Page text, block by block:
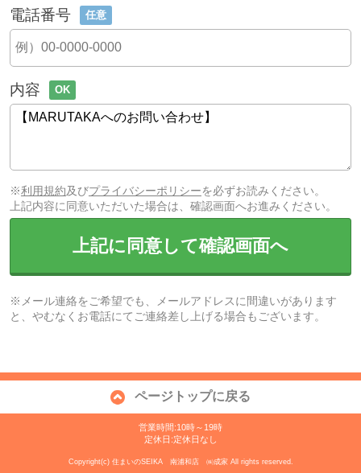
電話番号 任意
内容 OK
※利用規約及びプライバシーポリシーを必ずお読みください。
上記内容に同意いただいた場合は、確認画面へお進みください。
上記に同意して確認画面へ
※メール連絡をご希望でも、メールアドレスに間違いがあります
と、やむなくお電話にてご連絡差し上げる場合もございます。
ページトップに戻る
営業時間:10時～19時
定休日:定休日なし
Copyright(c) 住まいのSEIKA 南浦和店 ㈱成家 All rights reserved.